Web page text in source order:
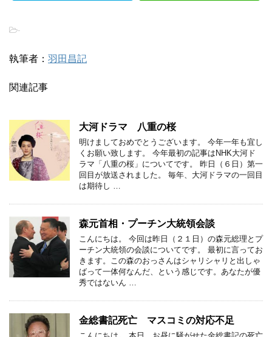
-
執筆者： 羽田昌記
関連記事
大河ドラマ 八重の桜
明けましておめでとうございます。 今年一年も宜し
くお願い致します。 今年最初の記事はNHK大河ド
ラマ「八重の桜」についてです。 昨日（６日）第一
回目が放送されました。 毎年、大河ドラマの一回目
は期待し …
森元首相・プーチン大統領会談
こんにちは。 今回は昨日（２１日）の森元総理とプ
ーチン大統領の会談についてです。 最初に言ってお
きます。この森のおっさんはシャリシャリと出しゃ
ばって一体何なんだ、という感じです。あなたが優
秀ではないん …
金総書記死亡 マスコミの対応不足